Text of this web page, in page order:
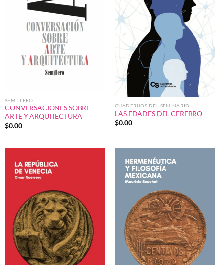
SEMILLERO
CONVERSACIONES SOBRE
ARTE Y ARQUITECTURA
$0.00
CUADERNOS DEL SEMINARIO
LAS EDADES DEL CEREBRO
$0.00